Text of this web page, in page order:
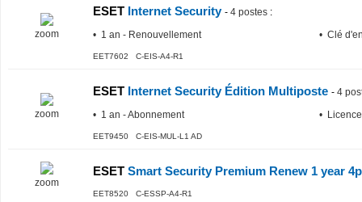
zoom
ESET Internet Security - 4 postes :
• 1 an - Renouvellement
• Clé
EET7602 C-EIS-A4-R1
zoom
ESET Internet Security Édition Multiposte - 4
• 1 an - Abonnement
•
EET9450 C-EIS-MUL-L1 AD
zoom
ESET Smart Security Premium Renew 1 year
EET8520 C-ESSP-A4-R1